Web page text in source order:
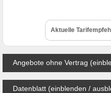
Aktuelle
Angebote ohne Vertrag
Datenblatt (einblenden /